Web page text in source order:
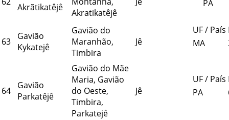
Akrãtikatêjê
Akratikatêjê
PA
63
Gavião
Kykatejê
Gavião do
Maranhão,
Timbira
Jê
UF / País
MA
64
Gavião
Parkatêjê
Gavião do Mãe
Maria, Gavião
do Oeste,
Timbira,
Parkatejê
Jê
UF / País
PA